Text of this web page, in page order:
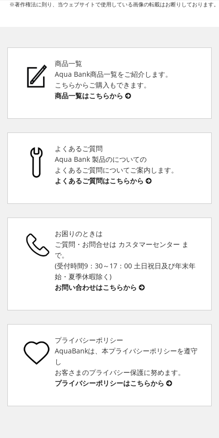
※著作権法に則り、当ウェブサイトで使用している画像の転載はお断りしております。
商品一覧
Aqua Bank商品一覧をご紹介します。
こちらからご購入もできます。
商品一覧はこちらから
よくあるご質問
Aqua Bank 製品のについての
よくあるご質問についてご案内します。
よくあるご質問はこちらから
お困りのときは
ご質問・お問合せは カスタマーセンター ま
で。
(受付時間9：30～17：00 土日祝日及び年末年
始・夏季休暇除く)
お問い合わせはこちらから
プライバシーポリシー
AquaBankは、本プライバシーポリシーを遵守
し
お客さまのプライバシー保護に努めます。
プライバシーポリシーはこちらから